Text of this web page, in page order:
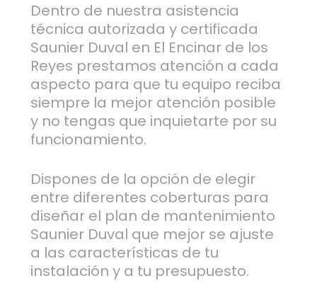
Dentro de nuestra asistencia
técnica autorizada y certificada
Saunier Duval en El Encinar de los
Reyes prestamos atención a cada
aspecto para que tu equipo reciba
siempre la mejor atención posible
y no tengas que inquietarte por su
funcionamiento.
Dispones de la opción de elegir
entre diferentes coberturas para
diseñar el plan de mantenimiento
Saunier Duval que mejor se ajuste
a las características de tu
instalación y a tu presupuesto.